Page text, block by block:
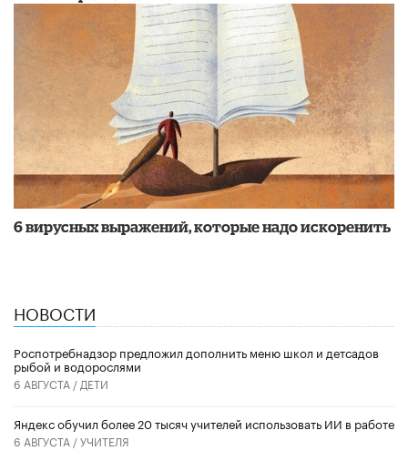
6 вирусных выражений, которые надо искоренить
НОВОСТИ
Роспотребнадзор предложил дополнить меню школ и детсадов
рыбой и водорослями
6 АВГУСТА / ДЕТИ
​Яндекс обучил более 20 тысяч учителей использовать ИИ в работе
6 АВГУСТА /УЧИТЕЛЯ